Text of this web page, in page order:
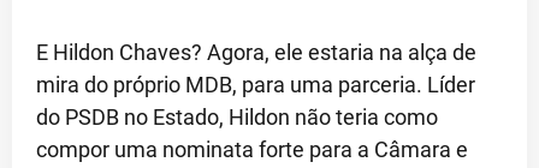
E Hildon Chaves? Agora, ele estaria na alça de
mira do próprio MDB, para uma parceria. Líder
do PSDB no Estado, Hildon não teria como
compor uma nominata forte para a Câmara e